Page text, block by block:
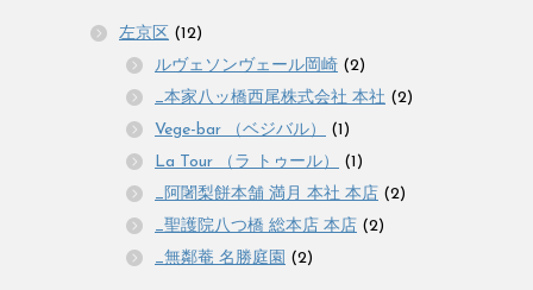
左京区 (12)
ルヴェソンヴェール岡崎 (2)
_本家八ッ橋西尾株式会社 本社 (2)
Vege-bar （ベジバル）
(1)
La Tour （ラ トゥール）
(1)
_阿闍梨餅本舗 満月 本社 本店 (2)
_聖護院八つ橋 総本店 本店 (2)
_無鄰菴 名勝庭園 (2)